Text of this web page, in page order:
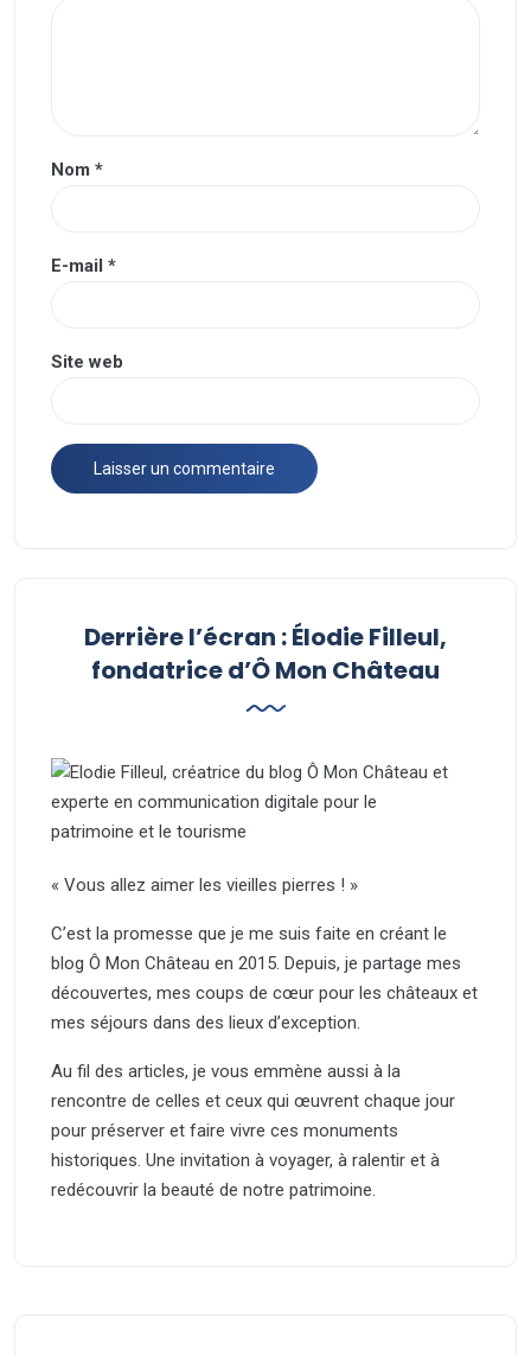
Nom *
E-mail *
Site web
Derrière l’écran : Élodie Filleul,
fondatrice d’Ô Mon Château
« Vous allez aimer les vieilles pierres ! »
C’est la promesse que je me suis faite en créant le
blog Ô Mon Château en 2015. Depuis, je partage mes
découvertes, mes coups de cœur pour les châteaux et
mes séjours dans des lieux d’exception.
Au fil des articles, je vous emmène aussi à la
rencontre de celles et ceux qui œuvrent chaque jour
pour préserver et faire vivre ces monuments
historiques. Une invitation à voyager, à ralentir et à
redécouvrir la beauté de notre patrimoine.